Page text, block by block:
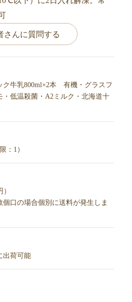
さんに質問する
ク牛乳800ml×2本 有機・グラスフ
・低温殺菌・A2ミルク・北海道十
：1）
口の場合個別に送料が発生しま
出荷可能